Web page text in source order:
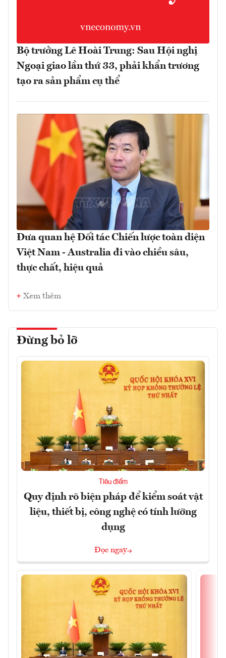
Bộ trưởng Lê Hoài Trung: Sau Hội nghị
Ngoại giao lần thứ 33, phải khẩn trương
tạo ra sản phẩm cụ thể
Đưa quan hệ Đối tác Chiến lược toàn diện
Việt Nam - Australia đi vào chiều sâu,
thực chất, hiệu quả
Xem thêm
Đừng bỏ lỡ
Tiêu điểm
Quy định rõ biện pháp để kiểm soát vật
liệu, thiết bị, công nghệ có tính lưỡng
dụng
Đọc ngay